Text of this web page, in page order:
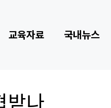
교육자료 국내뉴스
받나